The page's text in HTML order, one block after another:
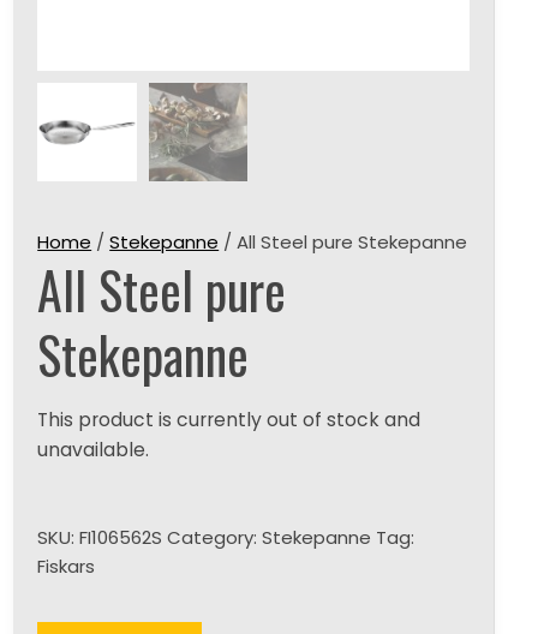
Home /Stekepanne / All Steel pure Stekepanne
All Steel pure
Stekepanne
This product is currently out of stock and
unavailable.
SKU:FI106562S Category:Stekepanne Tag:
Fiskars